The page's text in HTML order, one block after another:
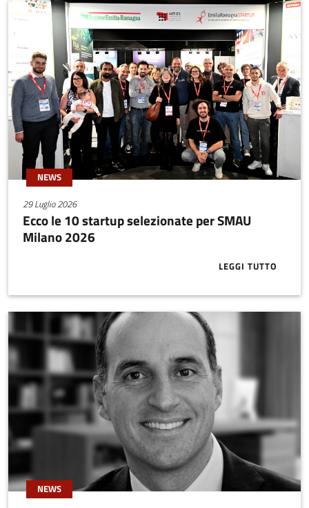
NEWS
29 Luglio 2026
Ecco le 10 startup selezionate per SMAU
Milano 2026
LEGGI TUTTO
ABOUT
NEWS